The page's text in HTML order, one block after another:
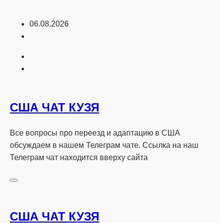
Перейти06.08.2026
США ЧАТ КУЗЯ
Все вопросы про переезд и адаптацию в США
обсуждаем в нашем Телеграм чате. Ссылка на наш
Телеграм чат находится вверху сайта
США ЧАТ КУЗЯ